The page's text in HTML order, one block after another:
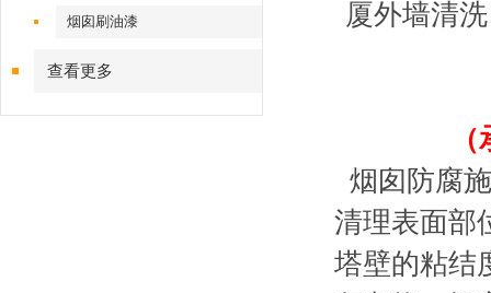
烟囱刷油漆
查看更多
厦外墙清
烟囱防腐
清理表面部
塔壁的粘结